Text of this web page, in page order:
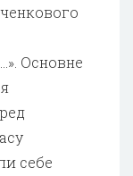
Основне
себе